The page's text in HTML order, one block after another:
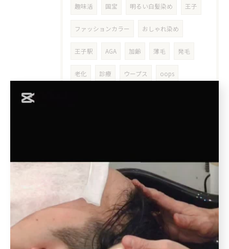
趣味活 国宝 明るい白髪染め 王子
ファッションカラー おしゃれ染め
王子駅 AGA 加齢 薄毛 発毛
老化 診療 ウープス oops
洗い流さない インバス
アウトバストリートメント
洗い流さないトリートメント
ボタニエンス 枝毛 北池袋